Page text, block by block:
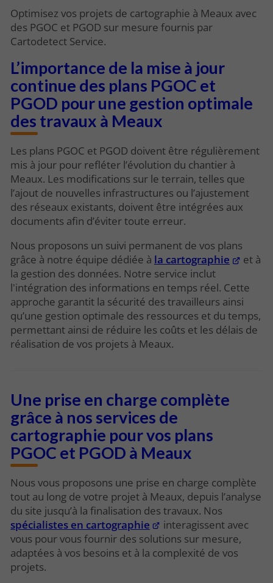
Optimisez vos projets de cartographie à Meaux avec
des PGOC et PGOD sur mesure fournis par
Cartodetect Service.
L’importance de la mise à jour
continue des plans PGOC et
PGOD pour une gestion optimale
des travaux à Meaux
Les plans PGOC et PGOD doivent être régulièrement
mis à jour pour refléter l’évolution du chantier à
Meaux. Les modifications sur le terrain, telles que
l’ajout de nouvelles infrastructures ou l’ajustement
des réseaux existants, doivent être intégrées aux
documents afin d’éviter toute erreur.
Nous proposons un suivi permanent de vos plans
grâce à notre équipe dédiée à la cartographie
et à
la gestion des données. Notre service inclut
l'intégration des informations en temps réel. Cette
approche garantit la sécurité des travailleurs ainsi
qu’une gestion optimale des ressources et du temps,
permettant ainsi de réduire les coûts et les délais de
réalisation de vos projets à Meaux.
Une prise en charge complète
grâce à nos services de
cartographie pour vos plans
PGOC et PGOD à Meaux
Nous vous proposons une prise en charge complète
tout au long de votre projet à Meaux, depuis l’analyse
du site jusqu’à la finalisation des travaux. Nos
spécialistes en cartographie
interagissent avec
vous pour vous fournir des solutions sur mesure,
adaptées à vos besoins et à la complexité de vos
projets.